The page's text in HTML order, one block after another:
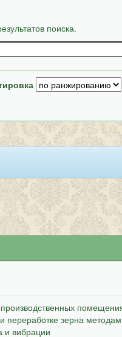
поиска.
переработке зерна
и вибрации